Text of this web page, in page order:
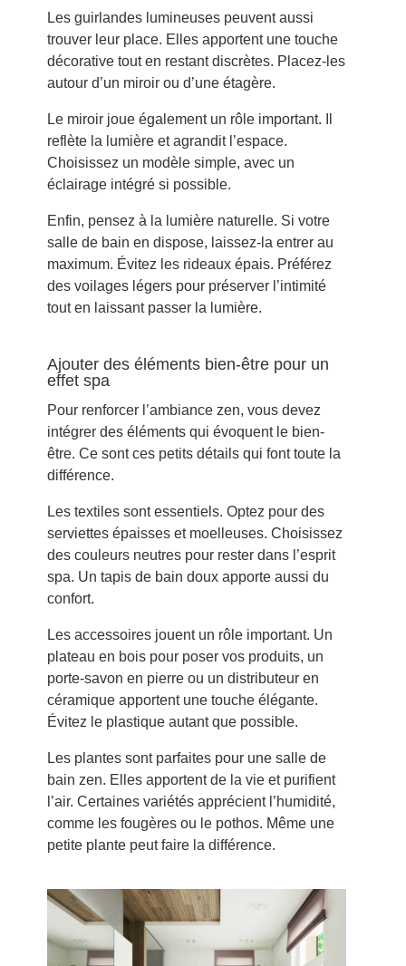
Les guirlandes lumineuses peuvent aussi
trouver leur place. Elles apportent une touche
décorative tout en restant discrètes. Placez-les
autour d’un miroir ou d’une étagère.
Le miroir joue également un rôle important. Il
reflète la lumière et agrandit l’espace.
Choisissez un modèle simple, avec un
éclairage intégré si possible.
Enfin, pensez à la lumière naturelle. Si votre
salle de bain en dispose, laissez-la entrer au
maximum. Évitez les rideaux épais. Préférez
des voilages légers pour préserver l’intimité
tout en laissant passer la lumière.
Ajouter des éléments bien-être pour un
effet spa
Pour renforcer l’ambiance zen, vous devez
intégrer des éléments qui évoquent le bien-
être. Ce sont ces petits détails qui font toute la
différence.
Les textiles sont essentiels. Optez pour des
serviettes épaisses et moelleuses. Choisissez
des couleurs neutres pour rester dans l’esprit
spa. Un tapis de bain doux apporte aussi du
confort.
Les accessoires jouent un rôle important. Un
plateau en bois pour poser vos produits, un
porte-savon en pierre ou un distributeur en
céramique apportent une touche élégante.
Évitez le plastique autant que possible.
Les plantes sont parfaites pour une salle de
bain zen. Elles apportent de la vie et purifient
l’air. Certaines variétés apprécient l’humidité,
comme les fougères ou le pothos. Même une
petite plante peut faire la différence.